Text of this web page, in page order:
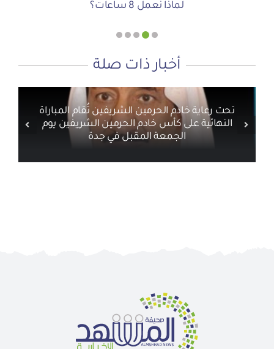
أجتاحني الخريف .. و أعادني الربيع
لماذا نعمل 8 ساعات؟
المنطقة الآمنة
الحوار الصامت بين الروح والأرض
دعوة للاحتفال بمنجزات الرؤية
أخبار ذات صلة
تحت رعاية خادم الحرمين الشريفين تُقام المباراة
النهائية على كأس خادم الحرمين الشريفين يوم
الجمعة المقبل في جدة